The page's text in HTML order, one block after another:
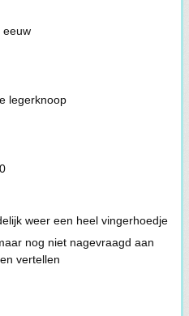
eeuw
legerknoop
weer een heel vingerhoedje
nog niet nagevraagd aan
vertellen